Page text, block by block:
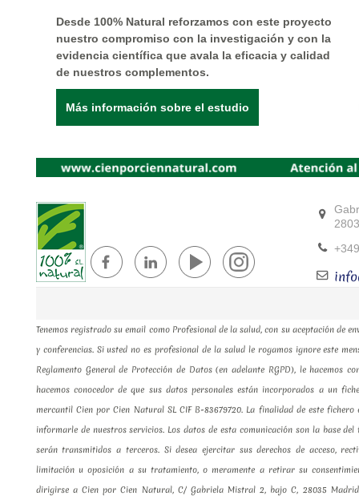
Desde 100% Natural reforzamos con este proyecto
nuestro compromiso con la investigación y con la
evidencia científica que avala la eficacia y calidad
de nuestros complementos.
Más información sobre el estudio
Tenemos registrado su email como Profesional de la salud, con su aceptación de
y conferencias. Si usted no es profesional de la salud le rogamos ignore este
Reglamento General de Protección de Datos (en adelante RGPD), le hacemos
hacemos conocedor de que sus datos personales están incorporados a un
mercantil Cien por Cien Natural SL CIF B-83679720. La finalidad de este
informarle de nuestros servicios. Los datos de esta comunicación son la base
serán transmitidos a terceros. Si desea ejercitar sus derechos de acceso,
limitación u oposición a su tratamiento, o meramente a retirar su
dirigirse a Cien por Cien Natural, C/ Gabriela Mistral 2, bajo C, 28035